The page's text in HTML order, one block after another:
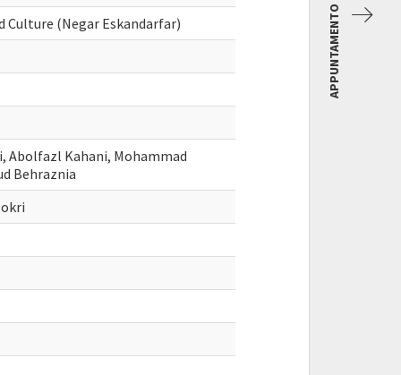
(Negar Eskandarfar)
Abolfazl Kahani, Mohammad
Behraznia
APPUNTAMENTO